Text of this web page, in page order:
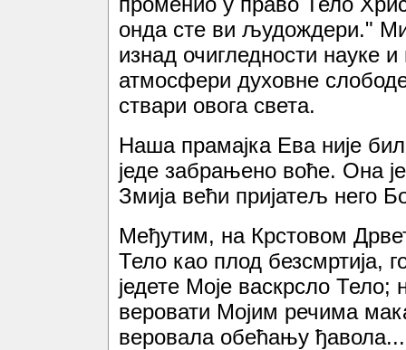
онда сте ви људождери."
изнад очигледности науке
атмосфери духовне
ствари овога света.
Наша прамајка Ева није
једе забрањено воће. Она
Змија већи пријатељ него
Међутим, на Крстовом
Тело као плод безсмртија,
једете Моје васкрсло Тело;
веровати Мојим речима
веровала обећању ђавола...